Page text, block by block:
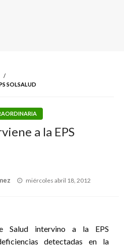
SOLSALUD
a la EPS
Publicado
miércoles abril 18, 2012
Salud intervino a la EPS
detectadas en la